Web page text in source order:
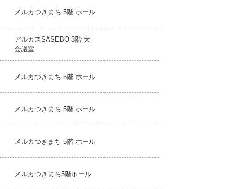
メルカつきまち 5階 ホール
アルカスSASEBO 3階 大
会議室
メルカつきまち 5階 ホール
メルカつきまち 5階 ホール
メルカつきまち 5階 ホール
メルカつきまち5階ホール